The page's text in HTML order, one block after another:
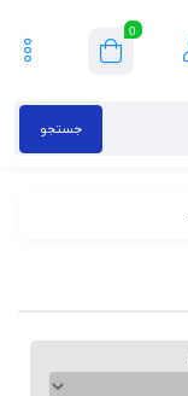
0
جستجو